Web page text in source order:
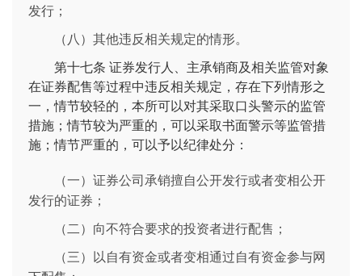
发行；
（八）其他违反相关规定的情形。
第十七条 证券发行人、主承销商及相关监管对象
在证券配售等过程中违反相关规定，存在下列情形之
一，情节较轻的，本所可以对其采取口头警示的监管
措施；情节较为严重的，可以采取书面警示等监管措
施；情节严重的，可以予以纪律处分：
（一）证券公司承销擅自公开发行或者变相公开
发行的证券；
（二）向不符合要求的投资者进行配售；
（三）以自有资金或者变相通过自有资金参与网